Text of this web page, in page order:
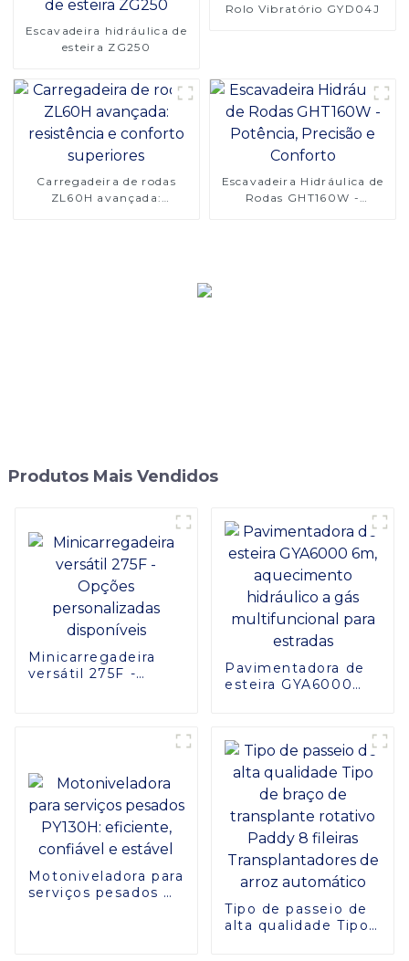
Escavadeira hidráulica de
esteira ZG250
Rolo Vibratório GYD04J
Carregadeira de rodas
ZL60H avançada:
Escavadeira Hidráulica de
Rodas GHT160W -
Produtos Mais Vendidos
Minicarregadeira
versátil 275F -
Pavimentadora de
esteira GYA6000
estradas
Motoniveladora para
serviços pesados ​​
Tipo de passeio de
alta qualidade Tipo